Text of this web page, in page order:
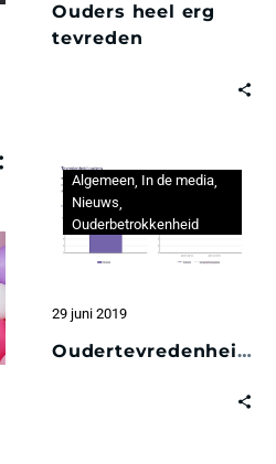
Ouders heel erg
tevreden
Algemeen In de media
Nieuws
Ouderbetrokkenheid
29 juni 2019
Oudertevredenheidsonderzoek